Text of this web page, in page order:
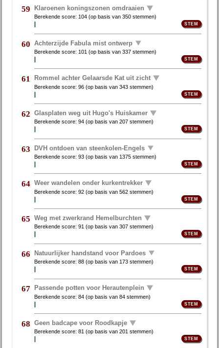
59 Klaroenen koningszonen omdraaien
Berekende score: 104 (op basis van350 stemmen)
60 Achterzijde Fabula mist ontwerp
Berekende score: 101 (op basis van337 stemmen)
61 Rommel achter Gelaarsde Kat uit zicht
Berekende score:96 (op basis van343 stemmen)
62 Glasplaten weg uit Hugo's Huiskamer
Berekende score:94 (op basis van207 stemmen)
63 DVH ontdoen van steenkolen-Engels
Berekende score:93 (op basis van 1375 stemmen)
64 Weer wandelen onder kurkentrekker
Berekende score:92 (op basis van562 stemmen)
65 Weg met zwerkrand Hemelburchten
Berekende score:91 (op basis van307 stemmen)
66 Natuurlijker handstand voor Pardoes
Berekende score:88 (op basis van 173 stemmen)
67 Passende potten voor Herautenplein
Berekende score:84 (op basis van84 stemmen)
68 Geen badcape voor Roodkapje
Berekende score:81 (op basis van201 stemmen)